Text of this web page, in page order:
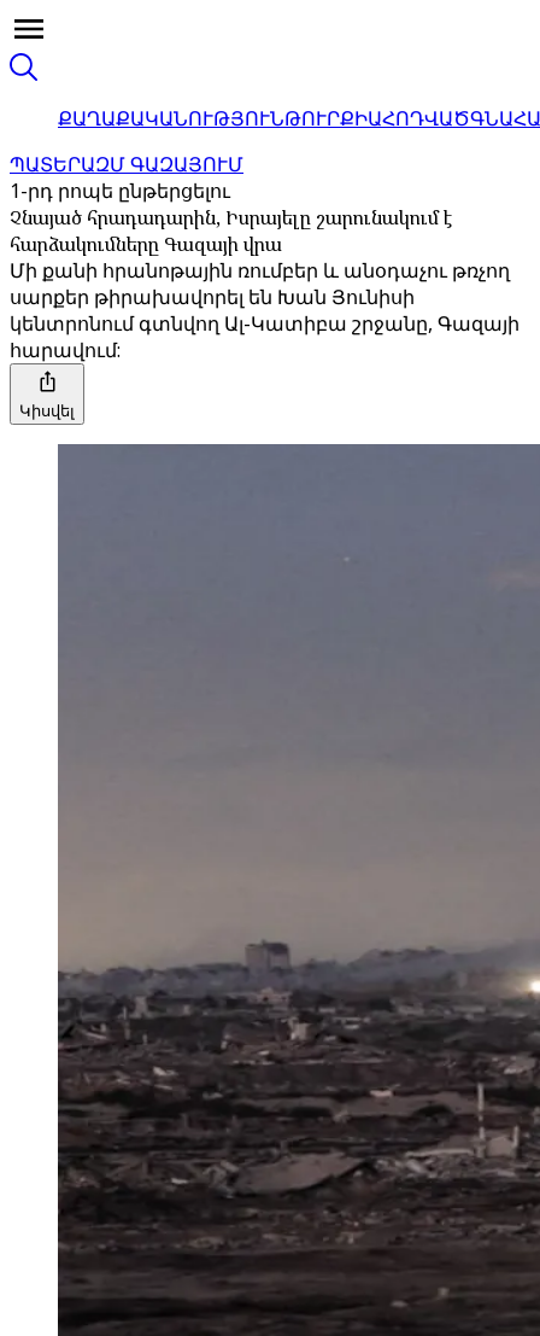
ՔԱՂԱՔԱԿԱՆՈՒԹՅՈՒՆԹՈՒՐՔԻԱՀՈԴՎԱԾ
ՊԱՏԵՐԱԶՄ ԳԱԶԱՅՈՒՄ
1-րդ րոպե ընթերցելու
Չնայած հրադադարին, Իսրայելը շարունակում է
հարձակումները Գազայի վրա
Մի քանի հրանոթային ռումբեր և անօդաչու թռչող
սարքեր թիրախավորել են Խան Յունիսի
կենտրոնում գտնվող Ալ-Կատիբա շրջանը, Գազայի
հարավում:
Կիսվել